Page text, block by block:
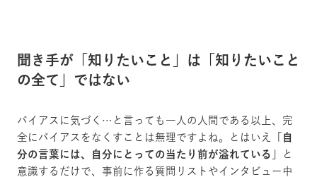
聞き手が「知りたいこと」は「知りたいこと
の全て」ではない
バイアスに気づく…と言っても一人の人間である以上、完
全にバイアスをなくすことは無理ですよね。とはいえ
「自
分の言葉には、自分にとっての当たり前が溢れている」
と
意識するだけで、事前に作る質問リストやインタビュー中